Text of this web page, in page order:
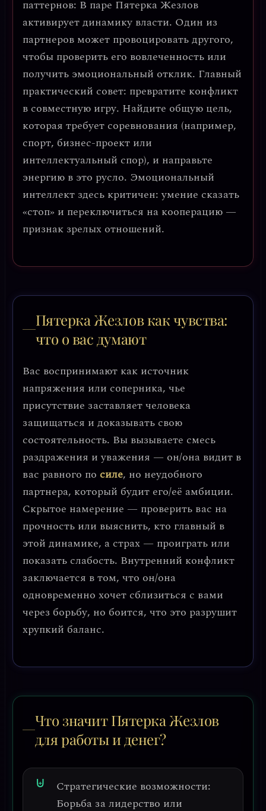
паттернов: В паре Пятерка Жезлов
активирует динамику власти. Один из
партнеров может провоцировать другого,
чтобы проверить его вовлеченность или
получить эмоциональный отклик. Главный
практический совет: превратите конфликт
в совместную игру. Найдите общую цель,
которая требует соревнования (например,
спорт, бизнес-проект или
интеллектуальный спор), и направьте
энергию в это русло. Эмоциональный
интеллект здесь критичен: умение сказать
«стоп» и переключиться на кооперацию —
признак зрелых отношений.
Пятерка Жезлов как чувства:
что о вас думают
Вас воспринимают как источник
напряжения или соперника, чье
присутствие заставляет человека
защищаться и доказывать свою
состоятельность. Вы вызываете смесь
раздражения и уважения — он/она видит в
вас равного по силе, но неудобного
партнера, который будит его/её амбиции.
Скрытое намерение — проверить вас на
прочность или выяснить, кто главный в
этой динамике, а страх — проиграть или
показать слабость. Внутренний конфликт
заключается в том, что он/она
одновременно хочет сблизиться с вами
через борьбу, но боится, что это разрушит
хрупкий баланс.
Что значит Пятерка Жезлов
для работы и денег?
Стратегические возможности:
Борьба за лидерство или